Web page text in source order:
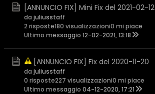
[ANNUNCIO FIX] Mini Fix del 2021-02-12
da juliusstaff
2 risposte180 visualizzazioni0 mi piace
Ultimo messaggio 12-02-2021, 13:18
[ANNUNCIO FIX] Fix del 2020-11-20
da juliusstaff
0 risposte227 visualizzazioni0 mi piace
Ultimo messaggio 04-12-2020, 17:21